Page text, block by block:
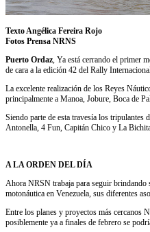
Texto Angélica Fereira Rojo
Fotos Prensa NRNS
Puerto Ordaz , Ya está cerrando el primer
de cara a la edición 42 del Rally
La excelente realización de los Reyes
principalmente a Manoa, Jobure, Boca de
Siendo parte de esta travesía los
Antonella, 4 Fun, Capitán Chico y La
A LA ORDEN DEL DÍA
Ahora NRSN trabaja para seguir brindando
motonáutica en Venezuela, sus diferentes
Entre los planes y proyectos más cercanos
posiblemente ya a finales de febrero se